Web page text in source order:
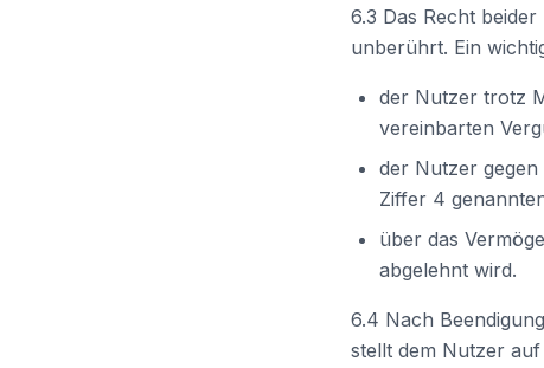
6.3 Das Recht
unberührt. Ein
der Nutzer trotz
vereinbarten
der Nutzer gegen
Ziffer 4
über das
abgelehnt wird.
6.4 Nach
stellt dem Nutzer